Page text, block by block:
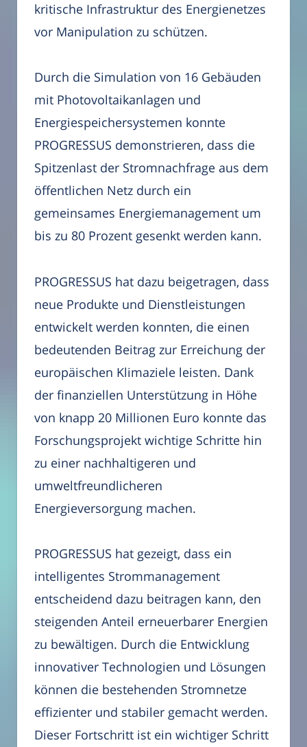
kritische Infrastruktur des Energienetzes
vor Manipulation zu schützen.
Durch die Simulation von 16 Gebäuden
mit Photovoltaikanlagen und
Energiespeichersystemen konnte
PROGRESSUS demonstrieren, dass die
Spitzenlast der Stromnachfrage aus dem
öffentlichen Netz durch ein
gemeinsames Energiemanagement um
bis zu 80 Prozent gesenkt werden kann.
PROGRESSUS hat dazu beigetragen, dass
neue Produkte und Dienstleistungen
entwickelt werden konnten, die einen
bedeutenden Beitrag zur Erreichung der
europäischen Klimaziele leisten. Dank
der finanziellen Unterstützung in Höhe
von knapp 20 Millionen Euro konnte das
Forschungsprojekt wichtige Schritte hin
zu einer nachhaltigeren und
umweltfreundlicheren
Energieversorgung machen.
PROGRESSUS hat gezeigt, dass ein
intelligentes Strommanagement
entscheidend dazu beitragen kann, den
steigenden Anteil erneuerbarer Energien
zu bewältigen. Durch die Entwicklung
innovativer Technologien und Lösungen
können die bestehenden Stromnetze
effizienter und stabiler gemacht werden.
Dieser Fortschritt ist ein wichtiger Schritt